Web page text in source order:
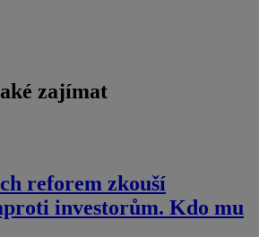
zajímat
reforem zkouší
investorům. Kdo mu